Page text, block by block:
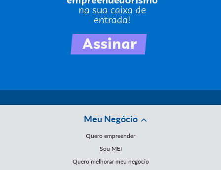
Meu Negócio
Quero empreender
Sou MEI
Quero melhorar meu negócio